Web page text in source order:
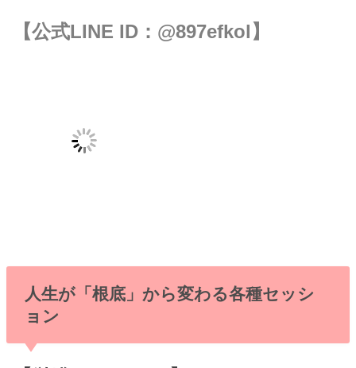
【公式LINE ID： @897efkol 】
人生が「根底」から変わる各種セッシ
ョン